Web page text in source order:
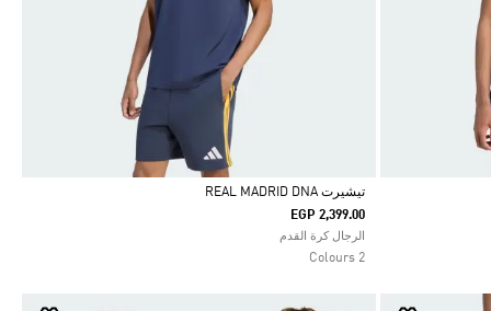
Selected
تيشيرت REAL MADRID DNA
EGP 2,399.00
الرجال كرة القدم
2 Colours